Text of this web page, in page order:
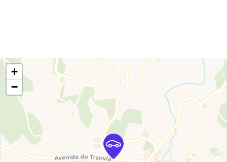
+
−